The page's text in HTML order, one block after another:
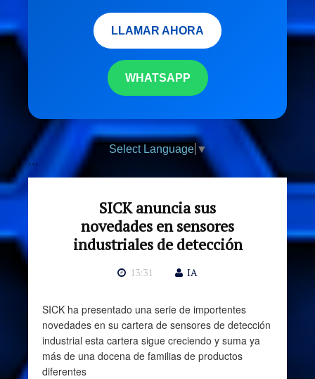
LLAMAR AHORA
WHATSAPP
Select Language ▼
```
SICK anuncia sus
novedades en sensores
industriales de detección
13:31 IA
SICK ha presentado una serie de importentes
novedades en su cartera de sensores de detección
industrial esta cartera sigue creciendo y suma ya
más de una docena de familias de productos
diferentes